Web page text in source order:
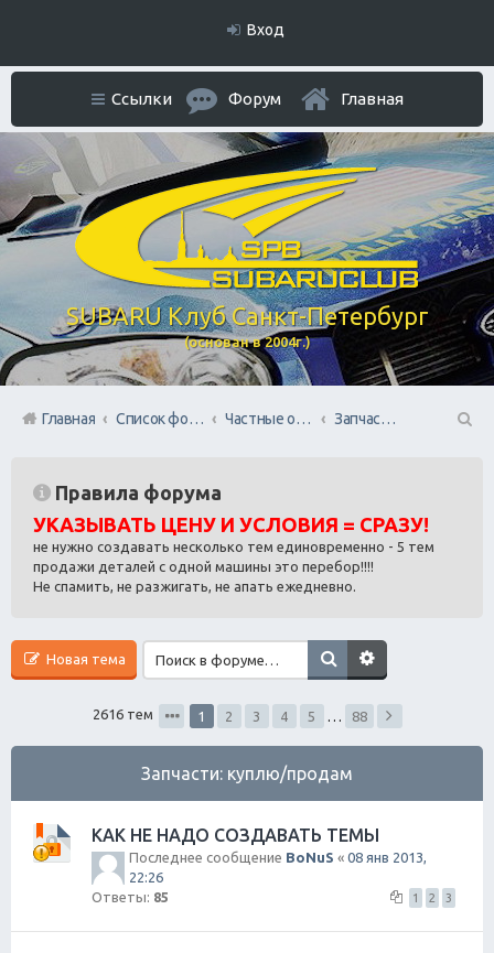
Вход
SUBARU Клуб Санкт-Петербург
(основан в 2004г.)
Ссылки Форум Главная
Главная Список форумов Частные объявления. Режим отношений As Is
Запчасти: куплю/продам
Правила форума
УКАЗЫВАТЬ ЦЕНУ И УСЛОВИЯ = СРАЗУ!
не нужно создавать несколько тем единовременно - 5 тем
продажи деталей с одной машины это перебор!!!!
Не спамить, не разжигать, не апать ежедневно.
Новая тема
2616 тем 1 2 3 4 5 88
Запчасти: куплю/продам
КАК НЕ НАДО СОЗДАВАТЬ ТЕМЫ
Последнее сообщение BoNuS « 08 янв 2013,
22:26
Ответы: 85 1 2 3